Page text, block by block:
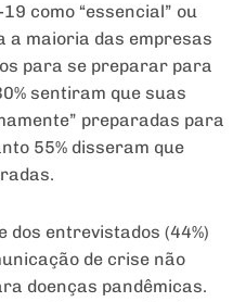
como “essencial” ou
a maioria das empresas
para se preparar para
sentiram que suas
preparadas para
55% disseram que
dos entrevistados (44%)
de crise não
doenças pandêmicas.